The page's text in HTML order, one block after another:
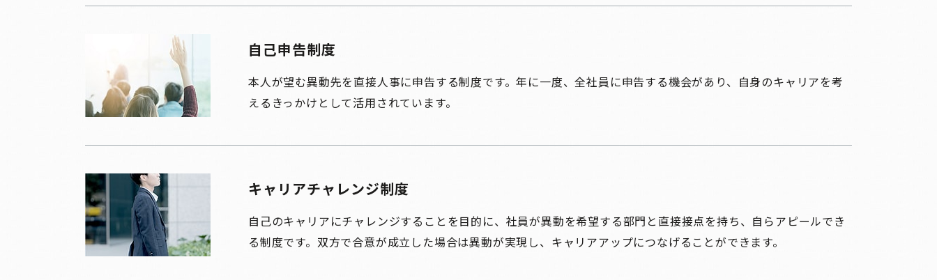
自己申告制度
本人が望む異動先を直接人事に申告する制度です。年に一度、全社員に申告する機会があり、自身のキャリアを考
えるきっかけとして活用されています。
キャリアチャレンジ制度
自己のキャリアにチャレンジすることを目的に、社員が異動を希望する部門と直接接点を持ち、自らアピールでき
る制度です。双方で合意が成立した場合は異動が実現し、キャリアアップにつなげることができます。